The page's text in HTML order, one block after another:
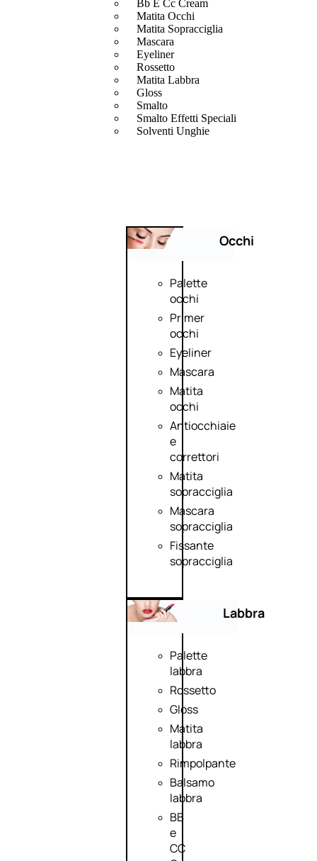
Bb E Cc Cream
Matita Occhi
Matita Sopracciglia
Mascara
Eyeliner
Rossetto
Matita Labbra
Gloss
Smalto
Smalto Effetti Speciali
Solventi Unghie
Occhi
Palette
occhi
Primer
occhi
Eyeliner
Mascara
Matita
occhi
Antiocchiaie
e
correttori
Matita
sopracciglia
Mascara
sopracciglia
Fissante
sopracciglia
Labbra
Palette
labbra
Rossetto
Gloss
Matita
labbra
Rimpolpante
Balsamo
labbra
BB
e
CC